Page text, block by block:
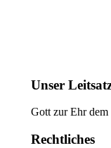
Unser
Gott zur Ehr dem
Rechtliches